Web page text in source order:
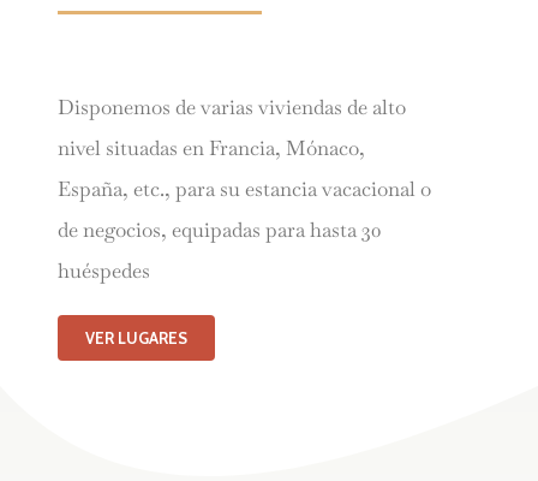
Disponemos de varias viviendas de alto
nivel situadas en Francia, Mónaco,
España, etc., para su estancia vacacional o
de negocios, equipadas para hasta 30
huéspedes
VER LUGARES